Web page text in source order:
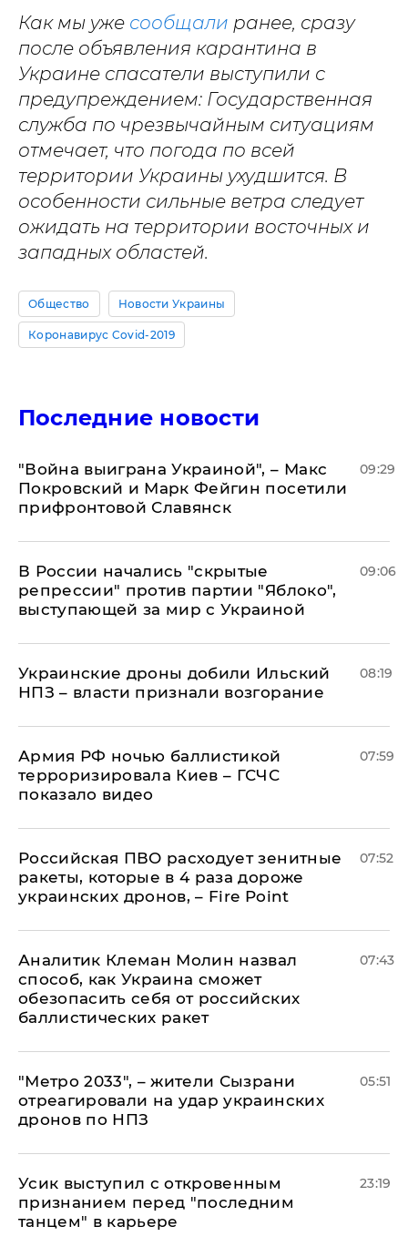
Как мы уже сообщали ранее, сразу
после объявления карантина в
Украине спасатели выступили с
предупреждением: Государственная
служба по чрезвычайным ситуациям
отмечает, что погода по всей
территории Украины ухудшится. В
особенности сильные ветра следует
ожидать на территории восточных и
западных областей.
Общество Новости Украины
Коронавирус Covid-2019
Последние новости
"Война выиграна Украиной", – Макс
Покровский и Марк Фейгин посетили
прифронтовой Славянск
09:29
В России начались "скрытые
репрессии" против партии "Яблоко",
выступающей за мир с Украиной
09:06
Украинские дроны добили Ильский
НПЗ – власти признали возгорание
08:19
Армия РФ ночью баллистикой
терроризировала Киев – ГСЧС
показало видео
07:59
Российская ПВО расходует зенитные
ракеты, которые в 4 раза дороже
украинских дронов, – Fire Point
07:52
Аналитик Клеман Молин назвал
способ, как Украина сможет
обезопасить себя от российских
баллистических ракет
07:43
"Метро 2033", – жители Сызрани
отреагировали на удар украинских
дронов по НПЗ
05:51
Усик выступил с откровенным
признанием перед "последним
танцем" в карьере
23:19